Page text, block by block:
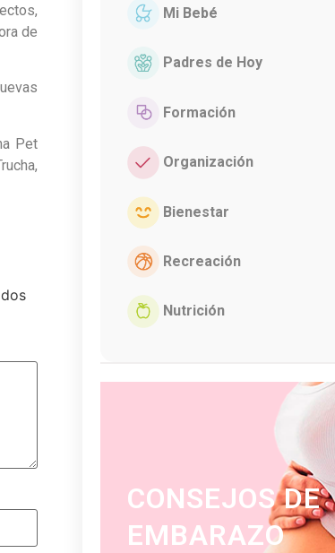
de
Pet
Mi Bebé
Padres de Hoy
Formación
Organización
Bienestar
Recreación
Nutrición
CONSEJOS DE
EMBARAZO